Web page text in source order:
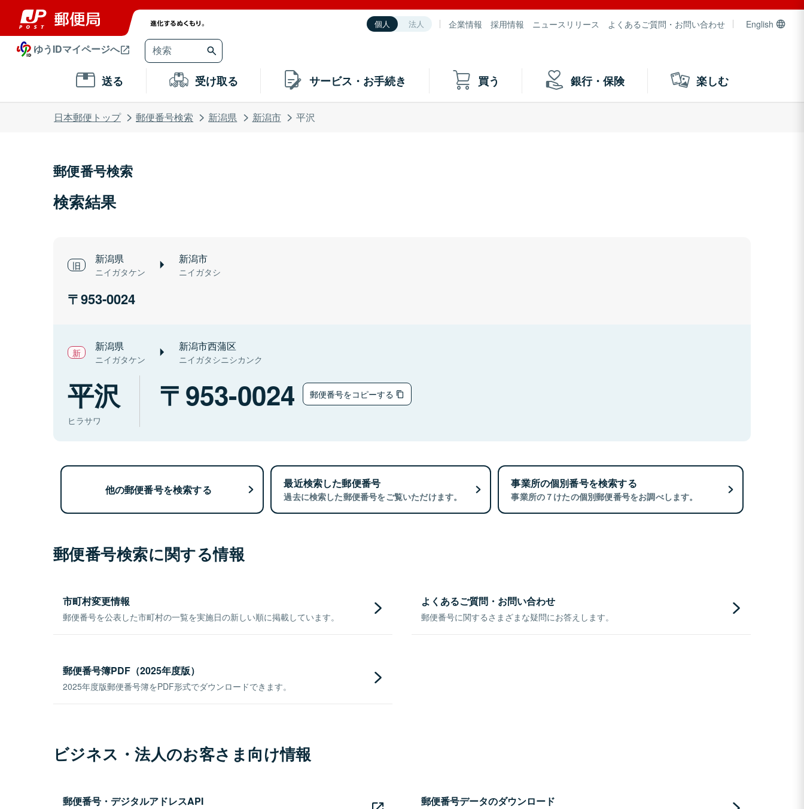
個人 法人 企業情報 採用情報 ニュースリリース よくあるご質問・お問い合わせ English
ゆうIDマイページへ
送る 受け取る サービス・お手続き 買う 銀行・保険 楽しむ
日本郵便トップ 郵便番号検索 新潟県 新潟市 平沢
郵便番号検索
検索結果
新潟県
ニイガタケン
新潟市
ニイガタシ
953-0024
新潟県
ニイガタケン
新潟市西蒲区
ニイガタシニシカンク
平沢
ヒラサワ
953-0024 郵便番号をコピーする
他の郵便番号を検索する 最近検索した郵便番号
過去に検索した郵便番号をご覧いただけます。
事業所の個別番号を検索する
事業所の７けたの個別郵便番号をお調べします。
郵便番号検索に関する情報
市町村変更情報
郵便番号を公表した市町村の一覧を実施日の新しい順に掲載しています。
よくあるご質問・お問い合わせ
郵便番号に関するさまざまな疑問にお答えします。
郵便番号簿PDF（2025年度版）
2025年度版郵便番号簿をPDF形式でダウンロードできます。
ビジネス・法人のお客さま向け情報
郵便番号・デジタルアドレスAPI 郵便番号データのダウンロード